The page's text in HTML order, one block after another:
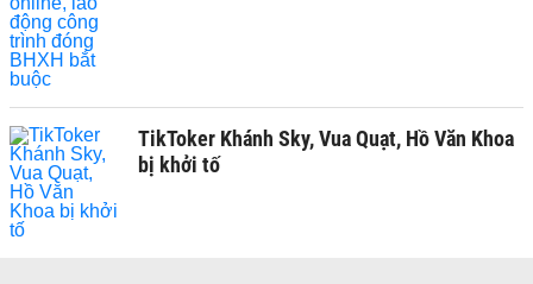
TikToker Khánh Sky, Vua Quạt, Hồ Văn Khoa
bị khởi tố